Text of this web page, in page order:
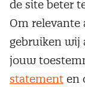
de site beter
Om relevante
gebruiken wij
jouw
statement en